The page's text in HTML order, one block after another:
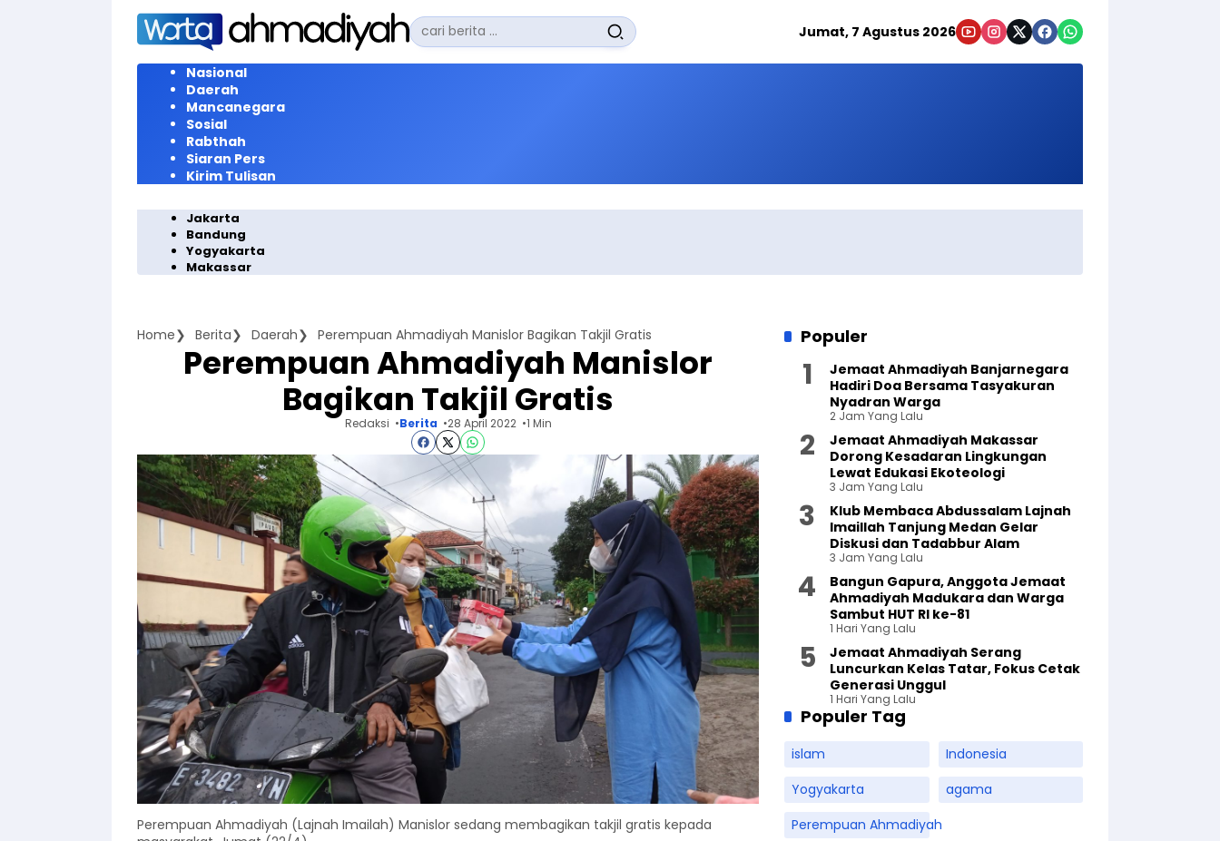
Langsung
konten
Pencarian
untuk:
Jumat, 7 Agustus 2026
Nasional
Daerah
Mancanegara
Sosial
Rabthah
Siaran Pers
Kirim Tulisan
Jakarta
Bandung
Yogyakarta
Makassar
Home Berita Daerah Perempuan Ahmadiyah Manislor Bagikan Takjil Gratis
Perempuan Ahmadiyah Manislor
Bagikan Takjil Gratis
Redaksi Berita 28 April 2022 1 Min
Perempuan Ahmadiyah (Lajnah Imailah) Manislor sedang membagikan takjil gratis kepada
Populer
Jemaat Ahmadiyah Banjarnegara
Hadiri Doa Bersama Tasyakuran
Nyadran Warga
2 Jam Yang Lalu
Jemaat Ahmadiyah Makassar
Dorong Kesadaran Lingkungan
Lewat Edukasi Ekoteologi
3 Jam Yang Lalu
Klub Membaca Abdussalam Lajnah
Imaillah Tanjung Medan Gelar
Diskusi dan Tadabbur Alam
3 Jam Yang Lalu
Bangun Gapura, Anggota Jemaat
Ahmadiyah Madukara dan Warga
Sambut HUT RI ke-81
1 Hari Yang Lalu
Jemaat Ahmadiyah Serang
Luncurkan Kelas Tatar, Fokus Cetak
Generasi Unggul
1 Hari Yang Lalu
Populer Tag
islam
Indonesia
Yogyakarta
agama
Perempuan Ahmadiyah